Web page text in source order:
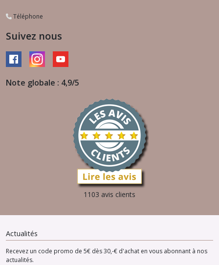
Téléphone
Suivez nous
Note globale : 4,9/5
1103 avis clients
Actualités
Recevez un code promo de 5€ dès 30,-€ d'achat en vous abonnant à nos
actualités.